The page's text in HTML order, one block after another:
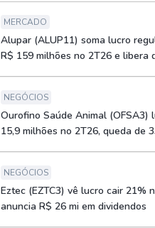
MERCADO
Alupar (ALUP11) soma lucro
R$ 159 milhões no 2T26 e libera
NEGÓCIOS
Ourofino Saúde Animal (OFSA3)
15,9 milhões no 2T26, queda de
NEGÓCIOS
Eztec (EZTC3) vê lucro cair 21%
anuncia R$ 26 mi em dividendos